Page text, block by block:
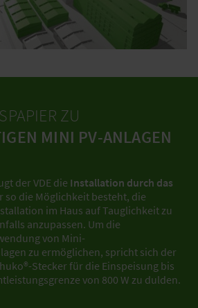
ZU
MINI PV-ANLAGEN
der VDE die Installation durch das
so die Möglichkeit besteht, die
im Haus auf Tauglichkeit zu
anzupassen. Um die
von Mini-
zu ermöglichen, spricht sich der
Stecker für die Einspeisung bis
von 800 W zu dulden.